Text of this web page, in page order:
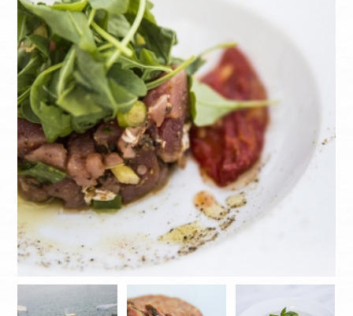
ACTIVITÉS
COMMENT Y ALLER
ΙNFORMATIONS
CONTACT